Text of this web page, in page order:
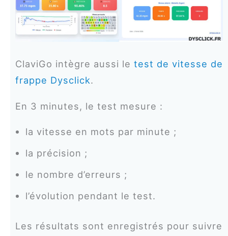
ClaviGo intègre aussi le test de vitesse de
frappe Dysclick.
En 3 minutes, le test mesure :
la vitesse en mots par minute ;
la précision ;
le nombre d’erreurs ;
l’évolution pendant le test.
Les résultats sont enregistrés pour suivre